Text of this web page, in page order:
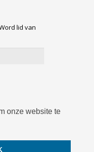
onze website te
lid van